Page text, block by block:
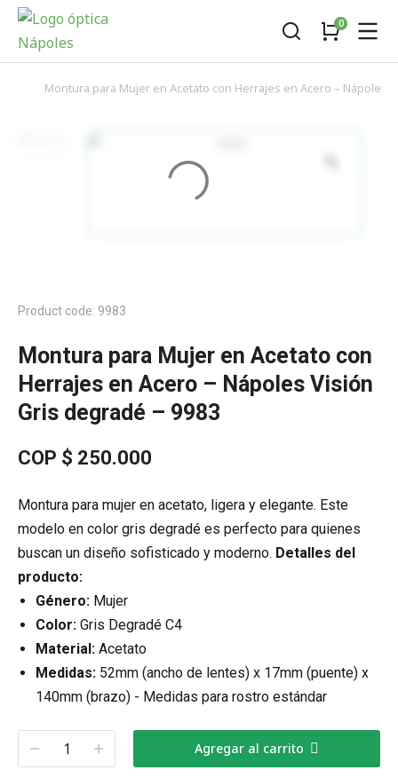
You are here:
Montura para Mujer en Acetato con Herrajes en Acero – Nápoles
Product code: 9983
Montura para Mujer en Acetato con
Herrajes en Acero – Nápoles Visión
Gris degradé – 9983
COP $ 250.000
Montura para mujer en acetato, ligera y elegante. Este
modelo en color gris degradé es perfecto para quienes
buscan un diseño sofisticado y moderno. Detalles del
producto:
Género: Mujer
Color: Gris Degradé C4
Material: Acetato
Medidas: 52mm (ancho de lentes) x 17mm (puente) x
140mm (brazo) - Medidas para rostro estándar
Agregar al carrito